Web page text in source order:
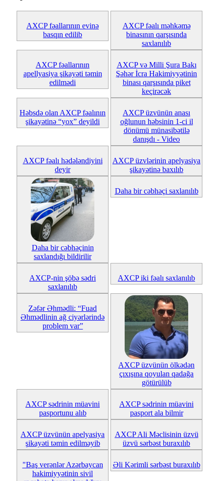
AXCP fəallarının evinə
basqın edilib
AXCP fəalı məhkəmə
binasının qarşısında
saxlanılıb
AXCP fəallarının
apellyasiya şikayəti təmin
edilmədi
AXCP və Milli Şura Bakı
Şəhər İcra Hakimiyyətinin
binası qarşısında piket
keçirəcək
Həbsdə olan AXCP fəalının
şikayətinə “yox” deyildi
AXCP üzvünün anası
oğlunun həbsinin 1-ci il
dönümü münasibətilə
danışdı - Video
AXCP fəalı hədələndiyini
deyir
AXCP üzvlərinin apelyasiya
şikayətinə baxılıb
Daha bir cəbhəçinin
saxlandığı bildirilir
Daha bir cəbhəçi saxlanılıb
AXCP-nin şöbə sədri
saxlanılıb
AXCP iki fəalı saxlanılıb
Zəfər Əhmədli: “Fuad
Əhmədlinin ağ ciyərlərində
problem var”
AXCP üzvünün ölkədən
çıxışına qoyulan qadağa
götürülüb
AXCP sədrinin müavini
pasportunu alıb
AXCP sədrinin müavini
pasport ala bilmir
AXCP üzvünün apelyasiya
şikayəti təmin edilməyib
AXCP Ali Məclisinin üzvü
üzvü sərbəst buraxılıb
"Baş verənlər Azərbaycan
hakimiyyətinin sivil
Əli Kərimli sərbəst buraxılıb